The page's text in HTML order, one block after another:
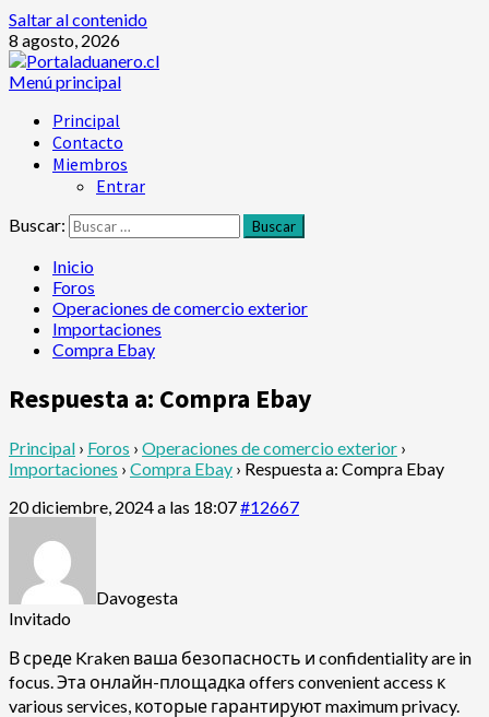
Saltar al contenido
8 agosto, 2026
Menú principal
Principal
Contacto
Miembros
Entrar
Buscar:
Inicio
Foros
Operaciones de comercio exterior
Importaciones
Compra Ebay
Respuesta a: Compra Ebay
Principal › Foros › Operaciones de comercio exterior ›
Importaciones › Compra Ebay › Respuesta a: Compra Ebay
20 diciembre, 2024 a las 18:07#12667
Davogesta
Invitado
В среде Kraken ваша безопасность и confidentiality are in
focus. Эта онлайн-площадка offers convenient access к
various services, которые гарантируют maximum privacy.